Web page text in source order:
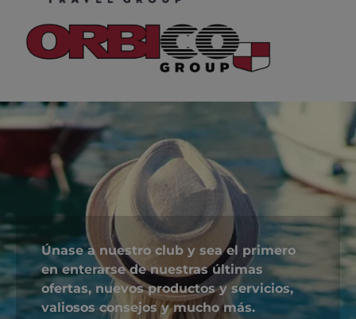
Únase a nuestro club y sea el primero
en enterarse de nuestras últimas
ofertas, nuevos productos y servicios,
valiosos consejos y mucho más.